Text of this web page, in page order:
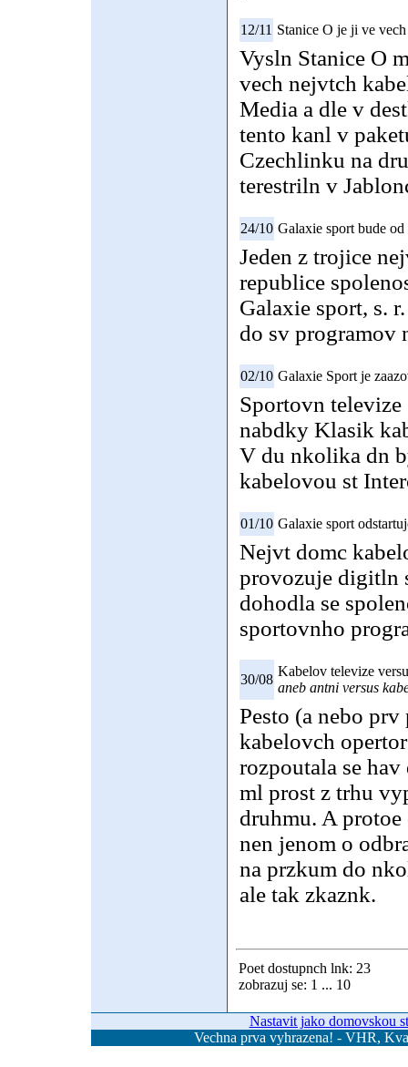
12/11 Stanice O je ji ve
Vysln Stanice O
vech nejvtch
Media a dle v
tento kanl v
Czechlinku na
terestriln v
24/10 Galaxie sport bude
Jeden z trojice
republice
Galaxie sport, s.
do sv programov
02/10 Galaxie Sport je
Sportovn televize
nabdky Klasik
V du nkolika dn
kabelovou st
01/10 Galaxie sport
Nejvt domc
provozuje digitln
dohodla se
sportovnho
30/08
Kabelov televize
aneb antni versus
Pesto (a nebo
kabelovch
rozpoutala se
ml prost z trhu
druhmu. A
nen jenom o
na przkum do
ale tak zkaznk.
Poet dostupnch lnk: 23
zobrazuj se: 1 ... 10
Nastavit jako domovskou
Vechna prva vyhrazena! - VHR,